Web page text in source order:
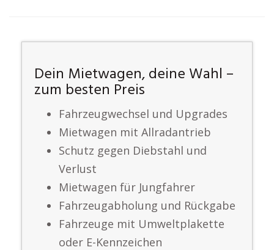
Dein Mietwagen, deine Wahl –
zum besten Preis
Fahrzeugwechsel und Upgrades
Mietwagen mit Allradantrieb
Schutz gegen Diebstahl und
Verlust
Mietwagen für Jungfahrer
Fahrzeugabholung und Rückgabe
Fahrzeuge mit Umweltplakette
oder E-Kennzeichen